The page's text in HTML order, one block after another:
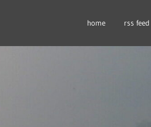
home rss feed